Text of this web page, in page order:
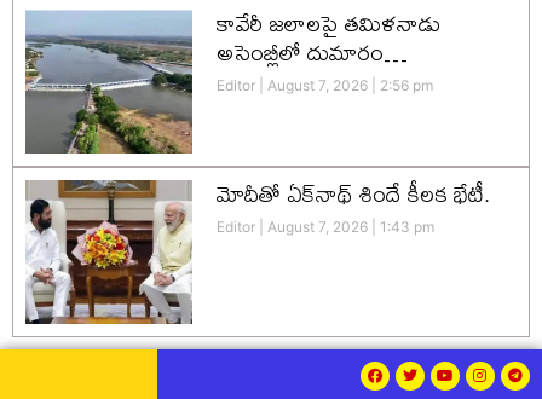
కావేరీ జలాలపై తమిళనాడు
అసెంబ్లీలో దుమారం…
Editor August 7, 2026 2:56 pm
మోదీతో ఏక్‌నాథ్ శిందే కీలక భేటీ.
Editor August 7, 2026 1:43 pm